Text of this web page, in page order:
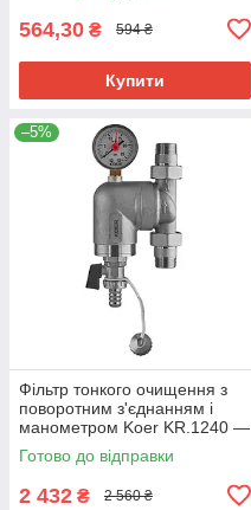
564,30 ₴ 594 ₴
Купити
–5%
Фільтр тонкого очищення з
поворотним з'єднанням і
манометром Koer KR.1240 —
3/4" (KR5879)
Готово до відправки
2 432 ₴ 2 560 ₴